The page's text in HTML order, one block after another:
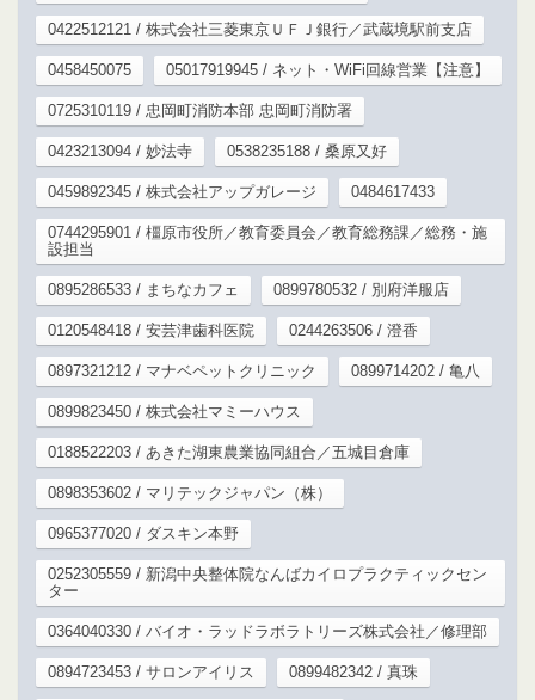
0422512121 / 株式会社三菱東京ＵＦＪ銀行／武蔵境駅前支店
0458450075 05017919945 / ネット・WiFi回線営業【注意】
0725310119 / 忠岡町消防本部 忠岡町消防署
0423213094 / 妙法寺 0538235188 / 桑原又好
0459892345 / 株式会社アップガレージ 0484617433
0744295901 / 橿原市役所／教育委員会／教育総務課／総務・施
設担当
0895286533 / まちなカフェ 0899780532 / 別府洋服店
0120548418 / 安芸津歯科医院 0244263506 / 澄香
0897321212 / マナベペットクリニック 0899714202 / 亀八
0899823450 / 株式会社マミーハウス
0188522203 / あきた湖東農業協同組合／五城目倉庫
0898353602 / マリテックジャパン（株）
0965377020 / ダスキン本野
0252305559 / 新潟中央整体院なんばカイロプラクティックセン
ター
0364040330 / バイオ・ラッドラボラトリーズ株式会社／修理部
0894723453 / サロンアイリス 0899482342 / 真珠